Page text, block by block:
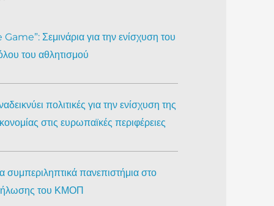
Σεμινάρια για την ενίσχυση του
του αθλητισμού
πολιτικές για την ενίσχυση της
στις ευρωπαϊκές περιφέρειες
συμπεριληπτικά πανεπιστήμια στο
του ΚΜΟΠ